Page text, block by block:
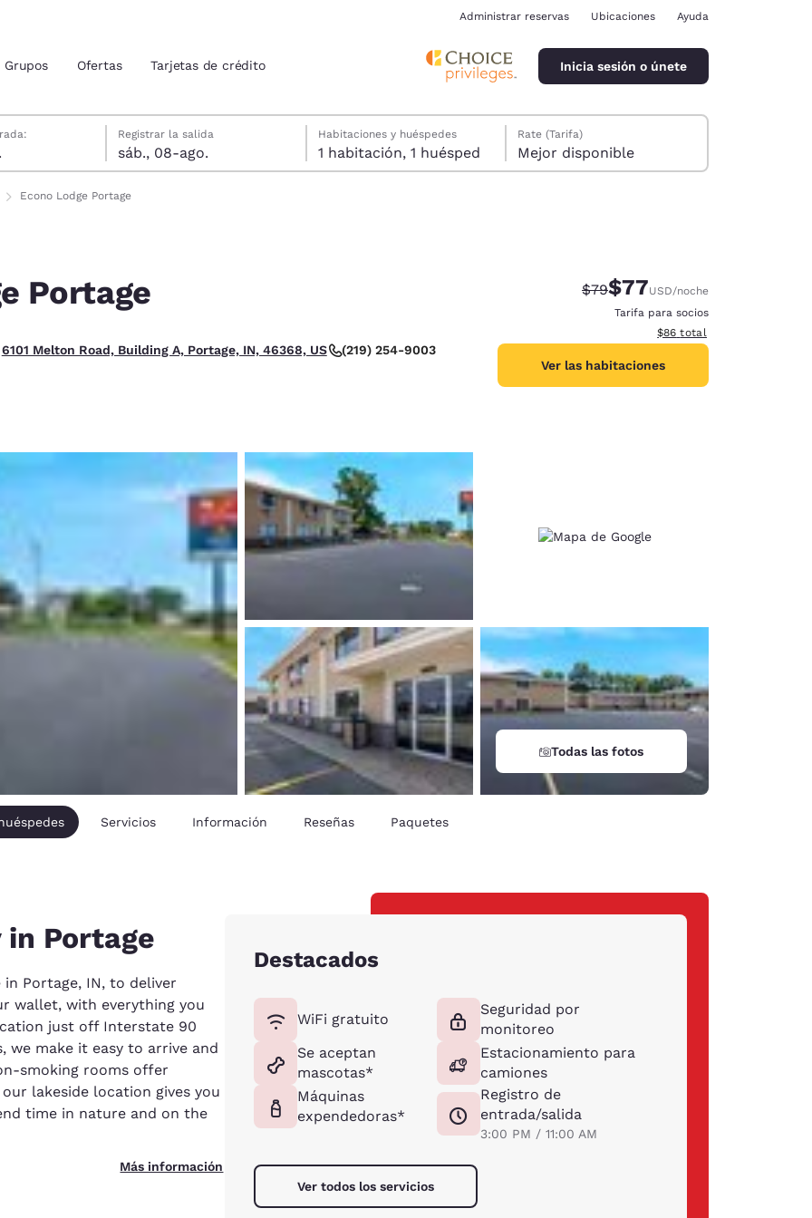
actuales
Estados Unidos
Latin America Canada
Germany España
Español
France
Italia
Italiano English
New Zealand
English
Administrar reservas Ubicaciones Ayuda
Grupos Ofertas Tarjetas de crédito Inicia sesión o únete
Registrar la salida
sáb., 08-ago.
fecha de check-out seleccionada
fecha de check-in seleccionada
Habitaciones y huéspedes
1 habitación, 1 huésped
Rate (Tarifa)
Mejor disponible
Econo Lodge Portage
Portage
6101 Melton Road, Building A, Portage, IN, 46368, US (219) 254-9003
Precio tachado:
$79Precio con descuento:
$77USD/noche
Tarifa para socios
Ver detalles del total
$86 total
Ver las habitaciones
Todas las fotos
Servicios Información Reseñas Paquetes
Portage
Portage, IN, to deliver
wallet, with everything you
just off Interstate 90
we make it easy to arrive and
smoking rooms offer
lakeside location gives you
time in nature and on the
Más información
Destacados
WiFi gratuito
Se aceptan
mascotas*
Máquinas
expendedoras*
Seguridad por
monitoreo
Estacionamiento para
camiones
Registro de
entrada/salida
3:00 PM / 11:00 AM
Ver todos los servicios